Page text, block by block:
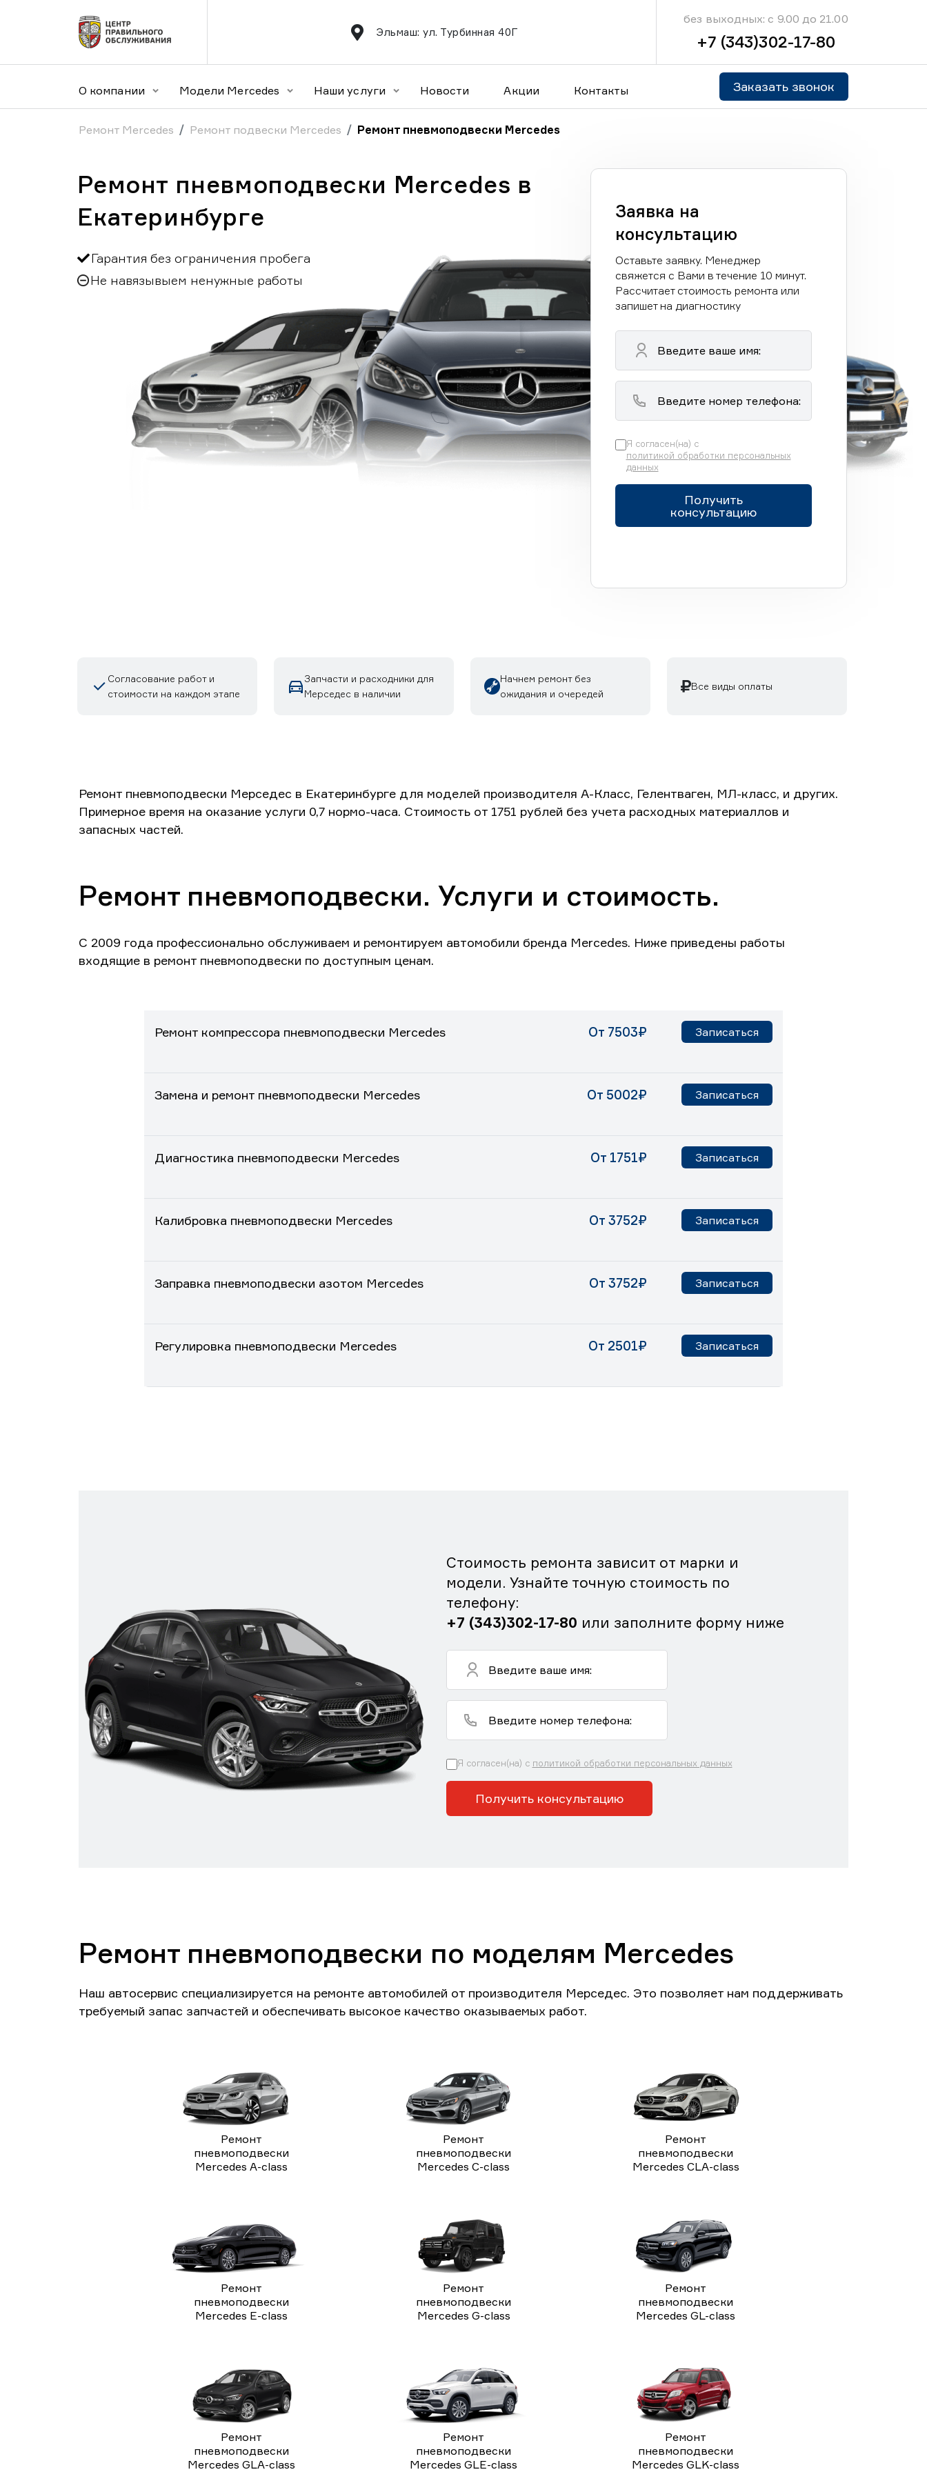
Эльмаш: ул. Турбинная 40Г
без выходных: с 9.00 до 21.00
+7 (343)302-17-80
О компании Модели Mercedes Наши услуги Новости Акции Контакты Заказать звонок
Ремонт Mercedes Ремонт подвески Mercedes Ремонт пневмоподвески Mercedes
Ремонт пневмоподвески Mercedes в
Екатеринбурге
Гарантия без ограничения пробега
Не навязывыем ненужные работы
Заявка на
консультацию
Оставьте заявку. Менеджер
свяжется с Вами в течение 10 минут.
Рассчитает стоимость ремонта или
запишет на диагностику
Я согласен(на) с
политикой обработки персональных
данных
Получить
консультацию
Согласование работ и
стоимости на каждом этапе
Запчасти и расходники для
Мерседес в наличии
Начнем ремонт без
ожидания и очередей
Все виды оплаты
Ремонт пневмоподвески Мерседес в Екатеринбурге для моделей производителя А-Класс, Гелентваген, МЛ-класс, и других.
Примерное время на оказание услуги 0,7 нормо-часа. Стоимость от 1751 рублей без учета расходных материаллов и
запасных частей.
Ремонт пневмоподвески. Услуги и стоимость.
С 2009 года профессионально обслуживаем и ремонтируем автомобили бренда Mercedes. Ниже приведены работы
входящие в ремонт пневмоподвески по доступным ценам.
Ремонт компрессора пневмоподвески Mercedes От 7503₽ Записаться
Замена и ремонт пневмоподвески Mercedes От 5002₽ Записаться
Диагностика пневмоподвески Mercedes От 1751₽ Записаться
Калибровка пневмоподвески Mercedes От 3752₽ Записаться
Заправка пневмоподвески азотом Mercedes От 3752₽ Записаться
Регулировка пневмоподвески Mercedes От 2501₽ Записаться
Стоимость ремонта зависит от марки и
модели. Узнайте точную стоимость по
телефону:
+7 (343)302-17-80 или заполните форму ниже
Я согласен(на) с политикой обработки персональных данных
Получить консультацию
Ремонт пневмоподвески по моделям Mercedes
Наш автосервис специализируется на ремонте автомобилей от производителя Мерседес. Это позволяет нам поддерживать
требуемый запас запчастей и обеспечивать высокое качество оказываемых работ.
Ремонт
пневмоподвески
Mercedes A-class
Ремонт
пневмоподвески
Mercedes C-class
Ремонт
пневмоподвески
Mercedes CLA-class
Ремонт
пневмоподвески
Mercedes E-class
Ремонт
пневмоподвески
Mercedes G-class
Ремонт
пневмоподвески
Mercedes GL-class
Ремонт
пневмоподвески
Mercedes GLA-class
Ремонт
пневмоподвески
Mercedes GLE-class
Ремонт
пневмоподвески
Mercedes GLK-class